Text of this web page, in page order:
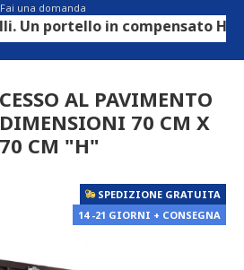
Fai una domanda
in compensato HPL
AL PAVIMENTO
70 CM X
CM "H"
SPEDIZIONE GRATUITA
14 -21 GIORNI + CONSEGNA